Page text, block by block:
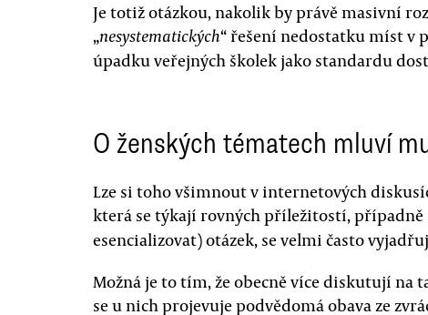
Je totiž otázkou, nakolik by právě masivní
„nesystematických“ řešení nedostatku míst v
úpadku veřejných školek jako standardu
O ženských tématech mluví
Lze si toho všimnout v internetových
která se týkají rovných příležitostí, případně
esencializovat) otázek, se velmi často
Možná je to tím, že obecně více diskutují na
se u nich projevuje podvědomá obava ze